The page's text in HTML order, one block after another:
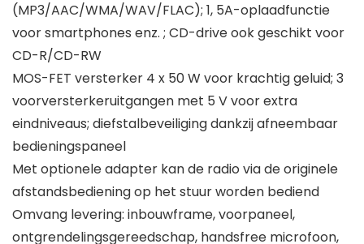
(MP3/AAC/WMA/WAV/FLAC); 1, 5A-oplaadfunctie
voor smartphones enz. ; CD-drive ook geschikt voor
CD-R/CD-RW
MOS-FET versterker 4 x 50 W voor krachtig geluid; 3
voorversterkeruitgangen met 5 V voor extra
eindniveaus; diefstalbeveiliging dankzij afneembaar
bedieningspaneel
Met optionele adapter kan de radio via de originele
afstandsbediening op het stuur worden bediend
Omvang levering: inbouwframe, voorpaneel,
ontgrendelingsgereedschap, handsfree microfoon,